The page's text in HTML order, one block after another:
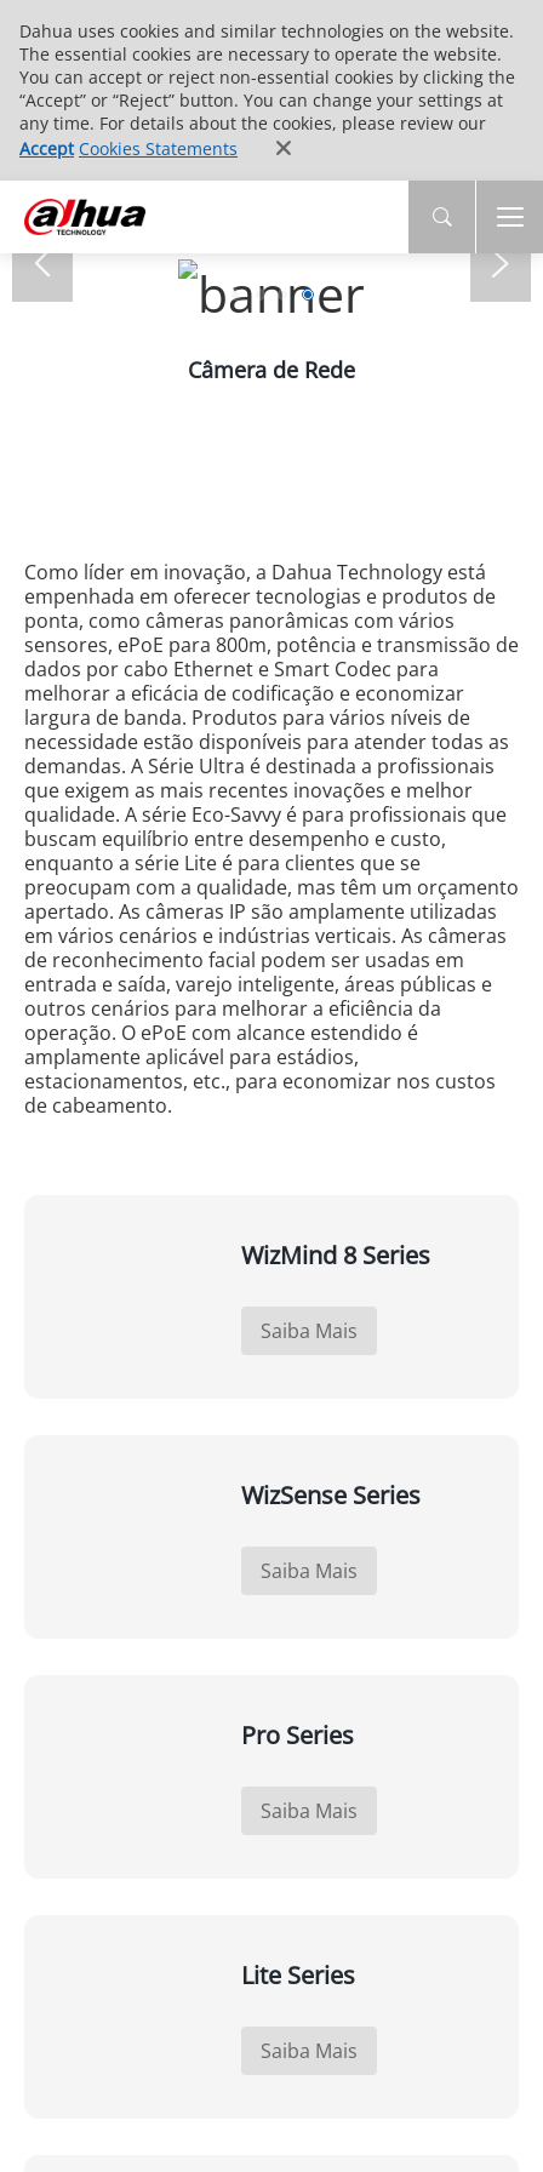
Dahua uses cookies and similar technologies on the website.
The essential cookies are necessary to operate the website.
You can accept or reject non-essential cookies by clicking the
“Accept” or “Reject” button. You can change your settings at
any time. For details about the cookies, please review our
Accept Cookies Statements
Câmera de Rede
Como líder em inovação, a Dahua Technology está
empenhada em oferecer tecnologias e produtos de
ponta, como câmeras panorâmicas com vários
sensores, ePoE para 800m, potência e transmissão de
dados por cabo Ethernet e Smart Codec para
melhorar a eficácia de codificação e economizar
largura de banda. Produtos para vários níveis de
necessidade estão disponíveis para atender todas as
demandas. A Série Ultra é destinada a profissionais
que exigem as mais recentes inovações e melhor
qualidade. A série Eco-Savvy é para profissionais que
buscam equilíbrio entre desempenho e custo,
enquanto a série Lite é para clientes que se
preocupam com a qualidade, mas têm um orçamento
apertado. As câmeras IP são amplamente utilizadas
em vários cenários e indústrias verticais. As câmeras
de reconhecimento facial podem ser usadas em
entrada e saída, varejo inteligente, áreas públicas e
outros cenários para melhorar a eficiência da
operação. O ePoE com alcance estendido é
amplamente aplicável para estádios,
estacionamentos, etc., para economizar nos custos
de cabeamento.
WizMind 8 Series
Saiba Mais
WizSense Series
Saiba Mais
Pro Series
Saiba Mais
Lite Series
Saiba Mais